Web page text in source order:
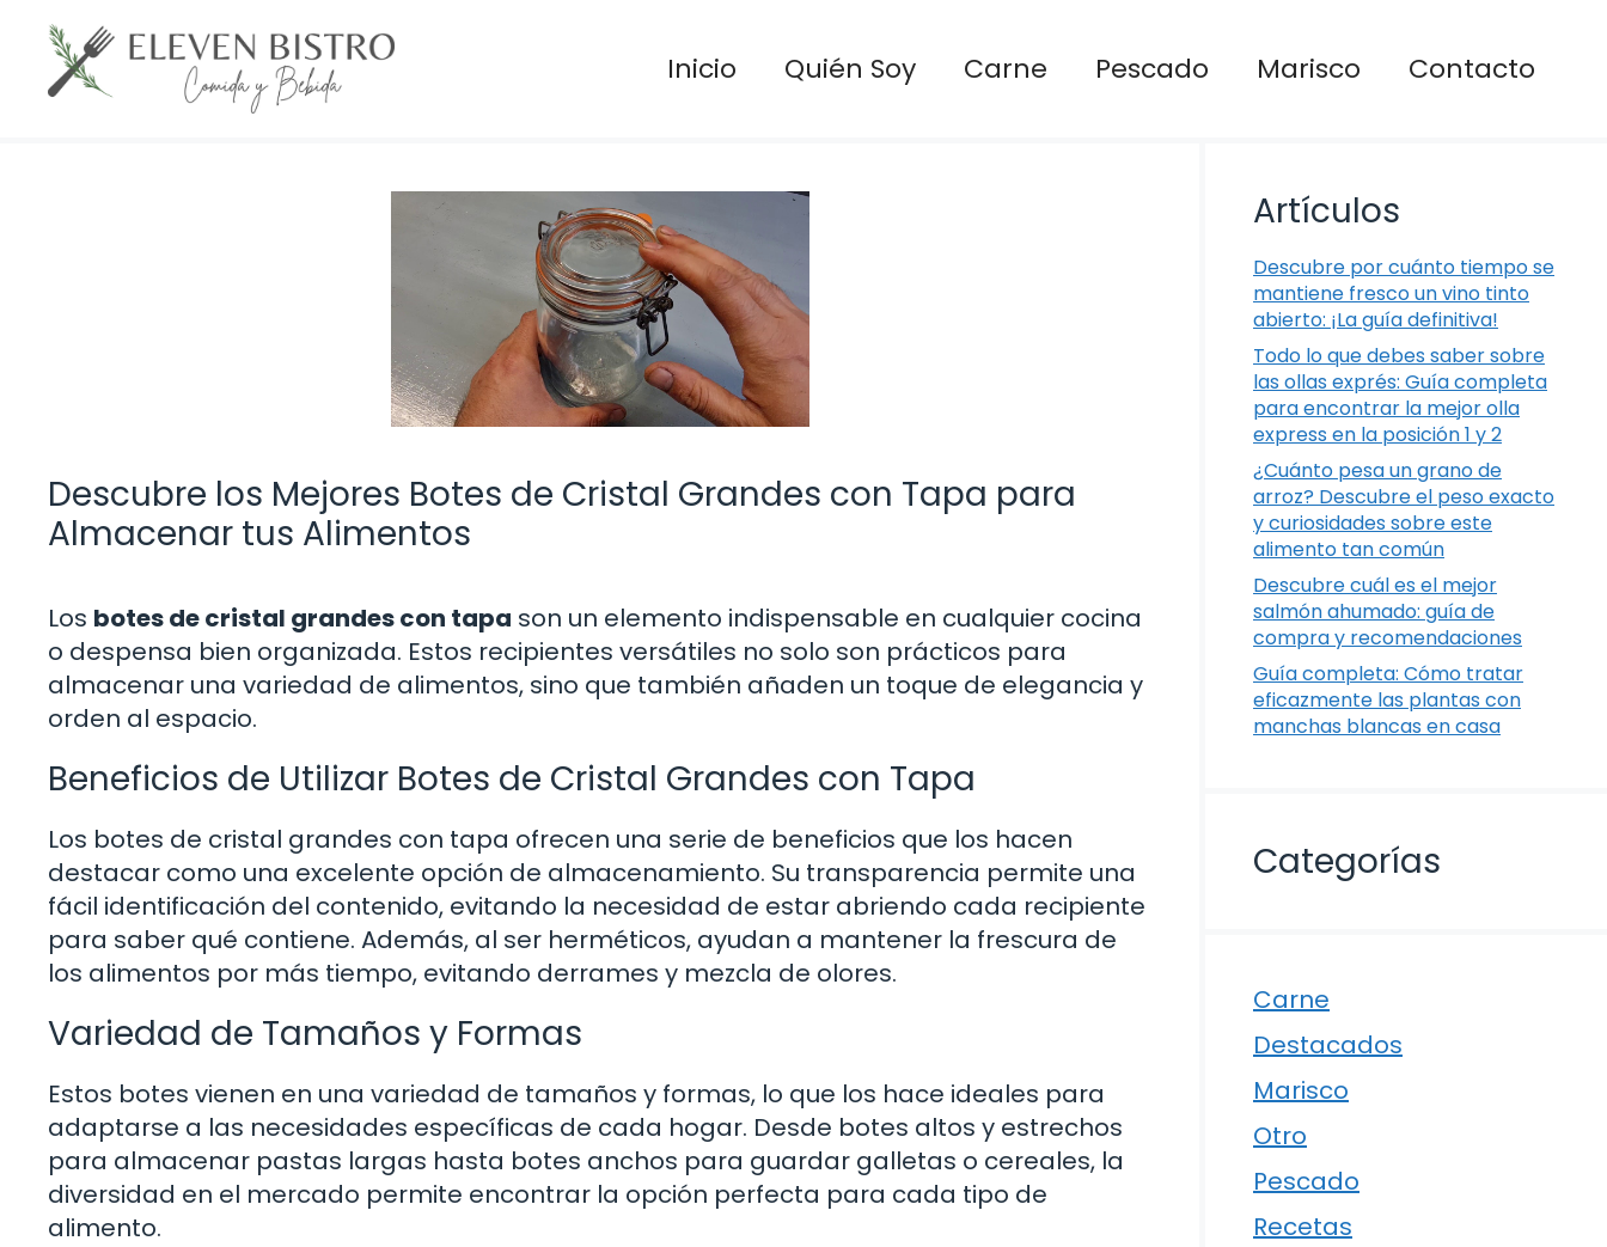
Saltar
contenido
Inicio Quién Soy Carne Pescado Marisco Contacto
Descubre los Mejores Botes de Cristal Grandes con Tapa para
Almacenar tus Alimentos
Los botes de cristal grandes con tapa son un elemento indispensable en cualquier cocina
o despensa bien organizada. Estos recipientes versátiles no solo son prácticos para
almacenar una variedad de alimentos, sino que también añaden un toque de elegancia y
orden al espacio.
Beneficios de Utilizar Botes de Cristal Grandes con Tapa
Los botes de cristal grandes con tapa ofrecen una serie de beneficios que los hacen
destacar como una excelente opción de almacenamiento. Su transparencia permite una
fácil identificación del contenido, evitando la necesidad de estar abriendo cada recipiente
para saber qué contiene. Además, al ser herméticos, ayudan a mantener la frescura de
los alimentos por más tiempo, evitando derrames y mezcla de olores.
Variedad de Tamaños y Formas
Estos botes vienen en una variedad de tamaños y formas, lo que los hace ideales para
adaptarse a las necesidades específicas de cada hogar. Desde botes altos y estrechos
para almacenar pastas largas hasta botes anchos para guardar galletas o cereales, la
diversidad en el mercado permite encontrar la opción perfecta para cada tipo de
alimento.
Artículos
Descubre por cuánto tiempo se
mantiene fresco un vino tinto
abierto: ¡La guía definitiva!
Todo lo que debes saber sobre
las ollas exprés: Guía completa
para encontrar la mejor olla
express en la posición 1 y 2
¿Cuánto pesa un grano de
arroz? Descubre el peso exacto
y curiosidades sobre este
alimento tan común
Descubre cuál es el mejor
salmón ahumado: guía de
compra y recomendaciones
Guía completa: Cómo tratar
eficazmente las plantas con
manchas blancas en casa
Categorías
Carne
Destacados
Marisco
Otro
Pescado
Recetas